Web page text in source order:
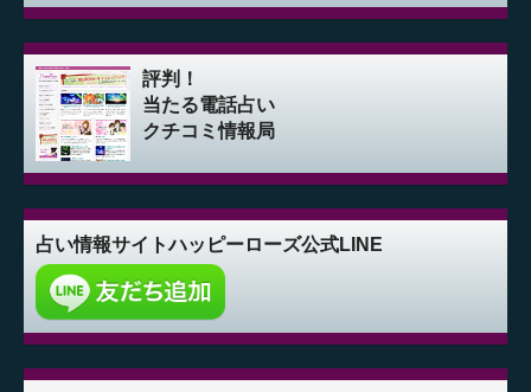
評判！
当たる電話占い
クチコミ情報局
占い情報サイトハッピーローズ公式LINE